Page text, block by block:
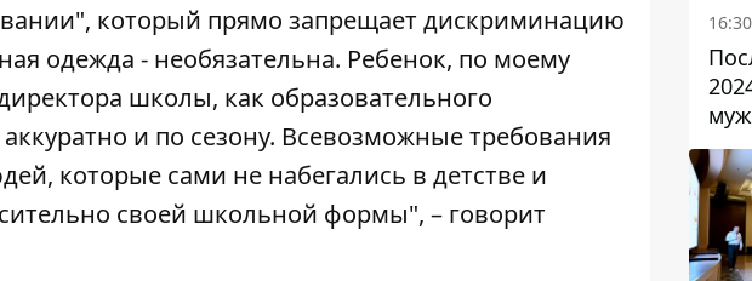
который прямо запрещает дискриминацию
одежда - необязательна. Ребенок, по моему
школы, как образовательного
и по сезону. Всевозможные требования
которые сами не набегались в детстве и
своей школьной формы", – говорит
16:30